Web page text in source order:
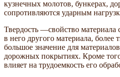
кузнечных молотов, бункерах,
сопротивляются ударным
Твердость —свойство
в него другого материала, более
большое значение для
дорожных покрытиях. Кроме
влияет на трудоемкость его